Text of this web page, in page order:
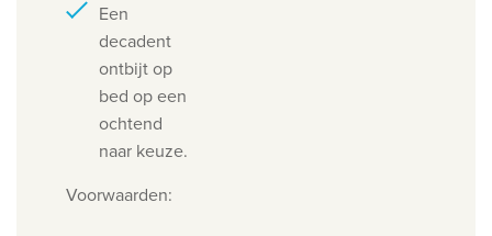
Een
decadent
ontbijt op
bed op een
ochtend
naar keuze.
Voorwaarden: